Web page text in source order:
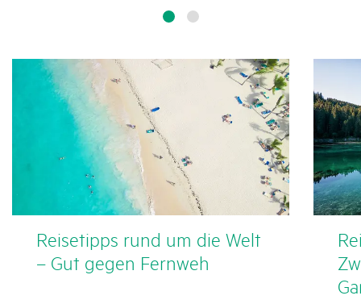
Reise­tipps rund um die Welt
– Gut gegen Fernweh